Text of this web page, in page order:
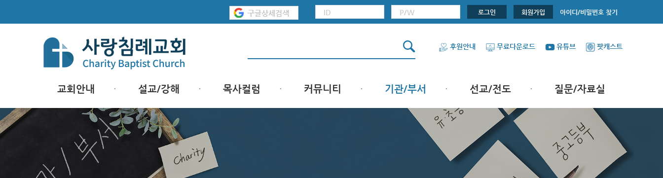
로그인 회원가입 아이디/비밀번호 찾기
후원안내 무료다운로드 유튜브 팟캐스트
교회안내 설교/강해 목사컬럼 커뮤니티 기관/부서 선교/전도 질문/자료실